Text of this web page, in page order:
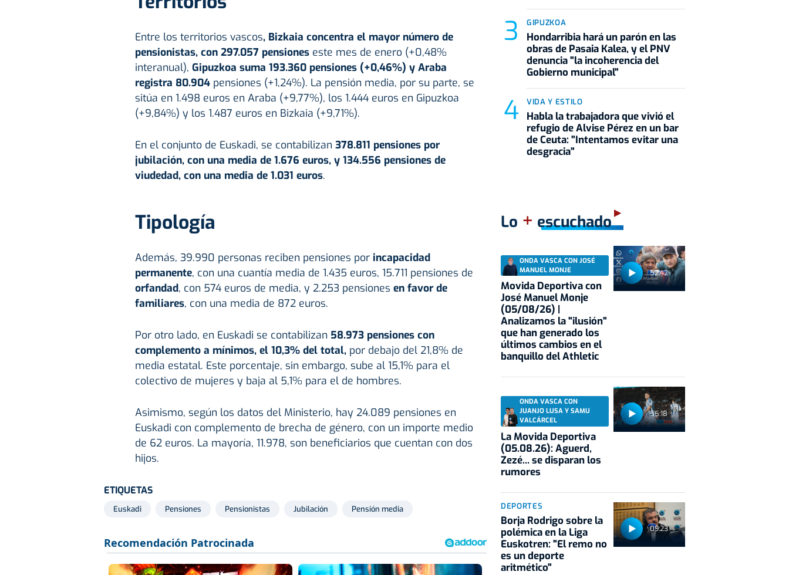
Entre los territorios vascos, Bizkaia concentra el mayor número de
pensionistas, con 297.057 pensiones este mes de enero (+0,48%
interanual), Gipuzkoa suma 193.360 pensiones (+0,46%) y Araba
registra 80.904 pensiones (+1,24%). La pensión media, por su parte, se
sitúa en 1.498 euros en Araba (+9,77%), los 1.444 euros en Gipuzkoa
(+9,84%) y los 1.487 euros en Bizkaia (+9,71%).
En el conjunto de Euskadi, se contabilizan 378.811 pensiones por
jubilación, con una media de 1.676 euros, y 134.556 pensiones de
viudedad, con una media de 1.031 euros.
Tipología
Además, 39.990 personas reciben pensiones porincapacidad
permanente, con una cuantía media de 1.435 euros, 15.711 pensiones de
orfandad, con 574 euros de media, y 2.253 pensiones en favor de
familiares, con una media de 872 euros.
Por otro lado, en Euskadi se contabilizan 58.973 pensiones con
complemento a mínimos, el 10,3% del total,por debajo del 21,8% de
media estatal. Este porcentaje, sin embargo, sube al 15,1% para el
colectivo de mujeres y baja al 5,1% para el de hombres.
Asimismo, según los datos del Ministerio, hay 24.089 pensiones en
Euskadi con complemento de brecha de género, con un importe medio
de 62 euros. La mayoría, 11.978, son beneficiarios que cuentan con dos
hijos.
ETIQUETAS
Euskadi Pensiones Pensionistas Jubilación Pensión media
GIPUZKOA
Hondarribia hará un parón en las
obras de Pasaia Kalea, y el PNV
denuncia "la incoherencia del
Gobierno municipal"
VIDA Y ESTILO
Habla la trabajadora que vivió el
refugio de Alvise Pérez en un bar
de Ceuta: "Intentamos evitar una
desgracia"
Lo + escuchado
52:42
ONDA VASCA CON JOSÉ
MANUEL MONJE
Movida Deportiva con
José Manuel Monje
(05/08/26) |
Analizamos la "ilusión"
que han generado los
últimos cambios en el
banquillo del Athletic
55:18
ONDA VASCA CON
JUANJO LUSA Y SAMU
VALCÁRCEL
La Movida Deportiva
(05.08.26): Aguerd,
Zezé... se disparan los
rumores
09:23
DEPORTES
Borja Rodrigo sobre la
polémica en la Liga
Euskotren: "El remo no
es un deporte
aritmético"